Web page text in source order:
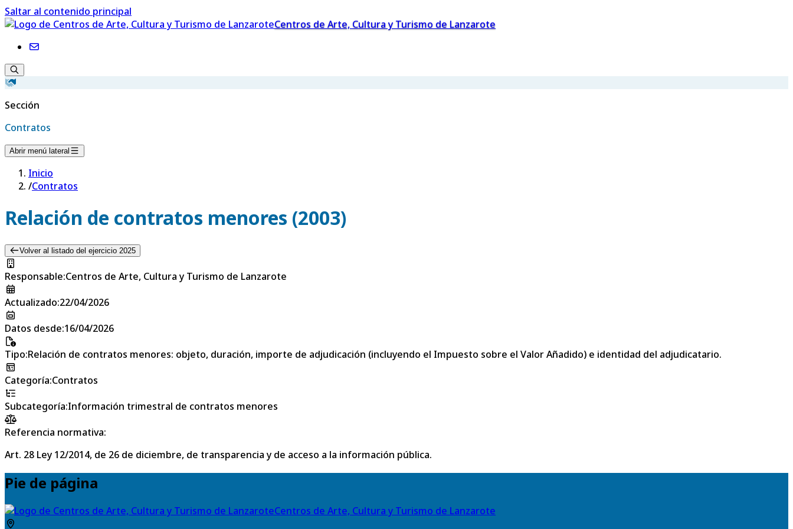
Saltar al contenido principal
Centros de Arte, Cultura y Turismo de Lanzarote
Sección
Contratos
Abrir menú lateral
Inicio
/Contratos
Relación de contratos menores (2003)
Volver al listado del ejercicio 2025
Responsable:Centros de Arte, Cultura y Turismo de Lanzarote
Actualizado:22/04/2026
Datos desde:16/04/2026
Tipo:Relación de contratos menores: objeto, duración, importe de adjudicación (incluyendo el Impuesto sobre el Valor Añadido) e identidad del adjudicatario.
Categoría:Contratos
Subcategoría:Información trimestral de contratos menores
Referencia normativa:
Art. 28 Ley 12/2014, de 26 de diciembre, de transparencia y de acceso a la información pública.
Pie de página
Centros de Arte, Cultura y Turismo de Lanzarote